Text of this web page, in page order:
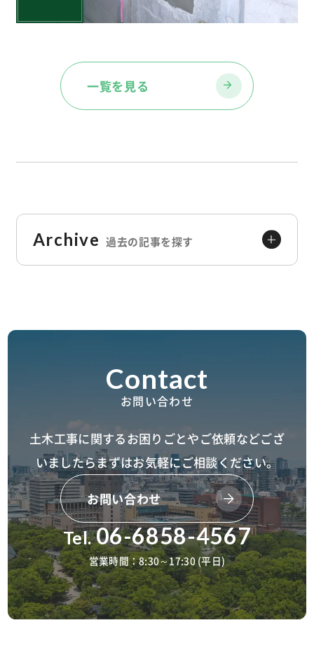
一覧を見る
過去の記事を探す
お問い合わせ
土木工事に関するお困りごとやご依頼などござ
いましたらまずはお気軽にご相談ください。
お問い合わせ
Tel.06-6858-4567
営業時間：8:30～17:30 (平日)